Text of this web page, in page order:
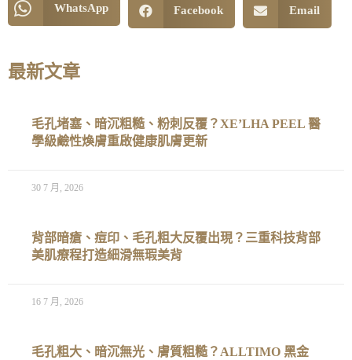
WhatsApp Facebook Email
最新文章
毛孔堵塞、暗沉粗糙、粉刺反覆？XE’LHA PEEL 醫
學級鹼性煥膚重啟健康肌膚更新
30 7 月, 2026
背部暗瘡、痘印、毛孔粗大反覆出現？三重科技背部
美肌療程打造細滑無瑕美背
16 7 月, 2026
毛孔粗大、暗沉無光、膚質粗糙？ALLTIMO 黑金